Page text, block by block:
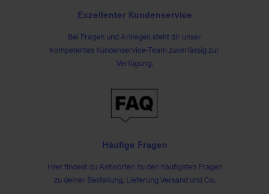
Exzellenter Kundenservice
Bei Fragen und Anliegen steht dir unser
kompetentes Kundenservice-Team zuverlässig zur
Verfügung.
Häufige Fragen
Hier findest du Antworten zu den häufigsten Fragen
zu deiner Bestellung, Lieferung Versand und Co.